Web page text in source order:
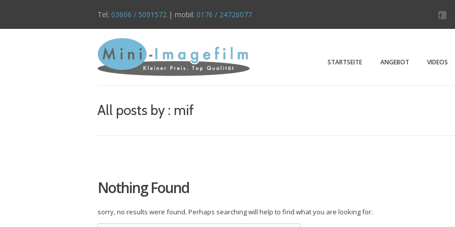
Tel: 03606 / 5091572 | mobil: 0176 / 24726077
STARTSEITE ANGEBOT VIDEOS
All posts by : mif
Nothing Found
sorry, no results were found. Perhaps searching will help to find what you are looking for.